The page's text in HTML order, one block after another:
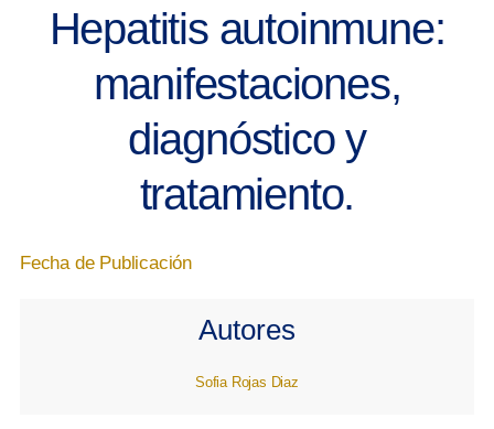
Hepatitis autoinmune:
manifestaciones,
diagnóstico y
tratamiento.
Fecha de Publicación
Autores
Sofia Rojas Diaz